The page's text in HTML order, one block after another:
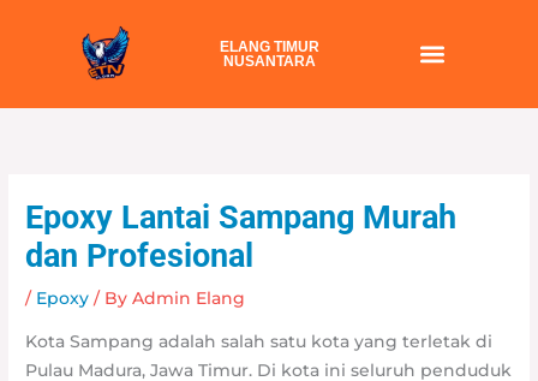
ELANG TIMUR
NUSANTARA
Epoxy Lantai Sampang Murah
dan Profesional
/ Epoxy / ByAdmin Elang
Kota Sampang adalah salah satu kota yang terletak di
Pulau Madura, Jawa Timur. Di kota ini seluruh penduduk